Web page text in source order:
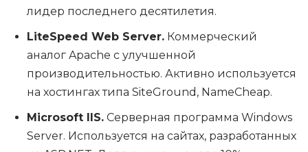
лидер последнего десятилетия.
LiteSpeed Web Server. Коммерческий
аналог Apache с улучшенной
производительностью. Активно используется
на хостингах типа SiteGround, NameCheap.
Microsoft IIS. Серверная программа Windows
Server. Используется на сайтах, разработанных